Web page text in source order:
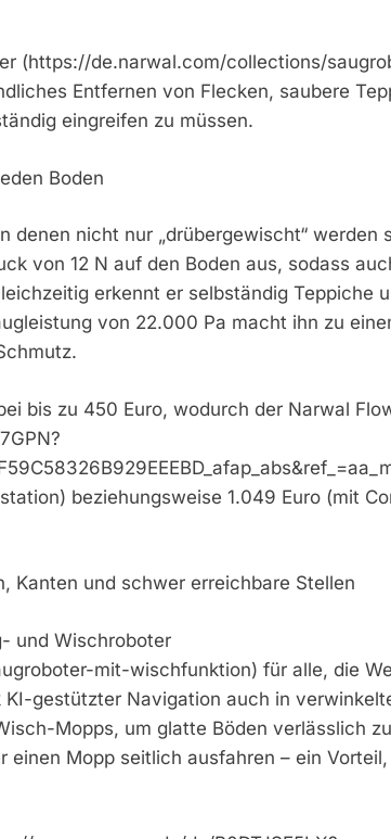
(https://de.narwal.com/collections/
Entfernen von Flecken, saubere
eingreifen zu müssen.
Boden
denen nicht nur „drübergewischt“ werden
von 12 N auf den Boden aus, sodass
erkennt er selbständig Teppiche
von 22.000 Pa macht ihn zu
bis zu 450 Euro, wodurch der Narwal
beziehungsweise 1.049 Euro (mit
Kanten und schwer erreichbare Stellen
und Wischroboter
mit-wischfunktion) für alle, die
gestützter Navigation auch in
Mopps, um glatte Böden verlässlich
einen Mopp seitlich ausfahren – ein